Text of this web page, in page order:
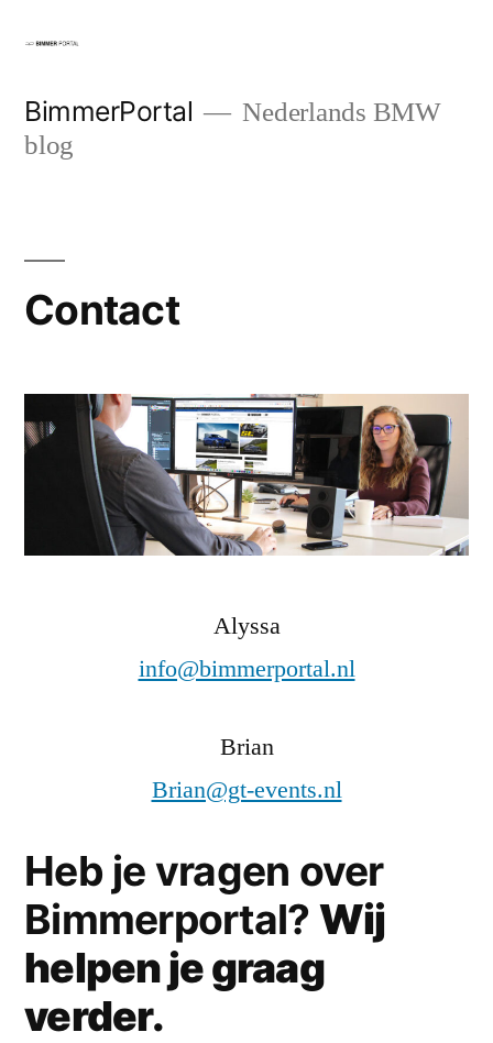
inhoud
BimmerPortal
Nederlands BMW
blog
Contact
Alyssa
info@bimmerportal.nl
Brian
Brian@gt-events.nl
Heb je vragen over
Bimmerportal? Wij
helpen je graag
verder.